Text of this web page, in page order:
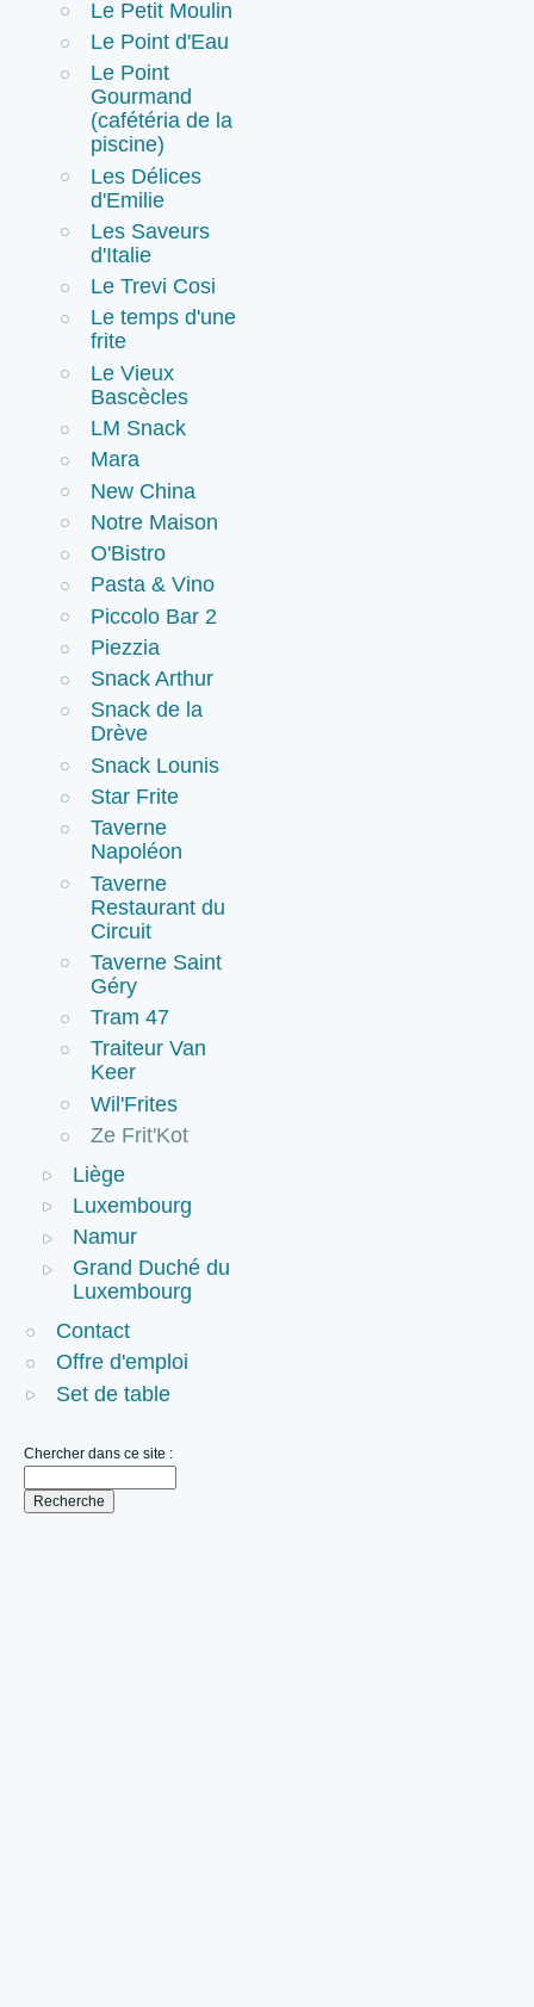
Le Petit Moulin
Le Point d'Eau
Le Point
Gourmand
(cafétéria de la
piscine)
Les Délices
d'Emilie
Les Saveurs
d'Italie
Le Trevi Cosi
Le temps d'une
frite
Le Vieux
Bascècles
LM Snack
Mara
New China
Notre Maison
O'Bistro
Pasta & Vino
Piccolo Bar 2
Piezzia
Snack Arthur
Snack de la
Drève
Snack Lounis
Star Frite
Taverne
Napoléon
Taverne
Restaurant du
Circuit
Taverne Saint
Géry
Tram 47
Traiteur Van
Keer
Wil'Frites
Ze Frit'Kot
Liège
Luxembourg
Namur
Grand Duché du
Luxembourg
Contact
Offre d'emploi
Set de table
Chercher dans ce site :